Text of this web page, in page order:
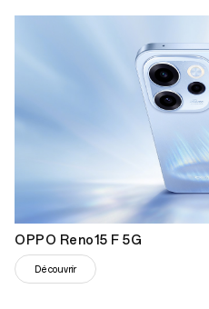
OPPO Reno15 F 5G
Découvrir